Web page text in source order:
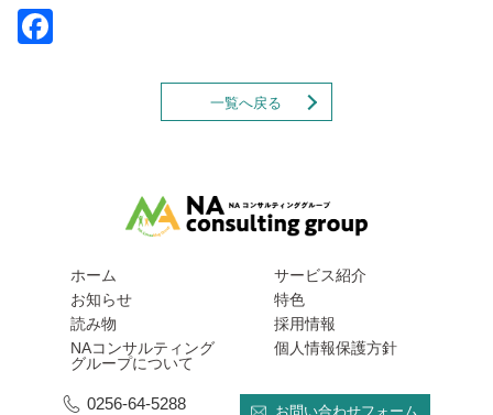
一覧へ戻る
ホーム
お知らせ
読み物
NAコンサルティング
グループについて
サービス紹介
特色
採用情報
個人情報保護方針
0256-64-5288 お問い合わせフォーム